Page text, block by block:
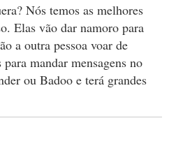
Nós temos as melhores
Elas vão dar namoro para
a outra pessoa voar de
mandar mensagens no
ou Badoo e terá grandes